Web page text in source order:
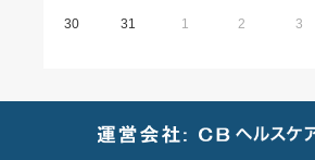
30 31 1 2 3